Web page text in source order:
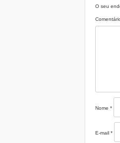
O seu
Nome *
E-mail *